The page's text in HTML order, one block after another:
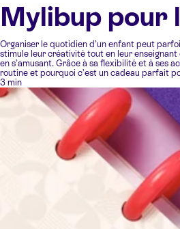
Mylibup pour
Organiser le quotidien d’un enfant peut
stimule leur créativité tout en leur
en s’amusant. Grâce à sa flexibilité et à ses
routine et pourquoi c’est un cadeau parfait
3 min